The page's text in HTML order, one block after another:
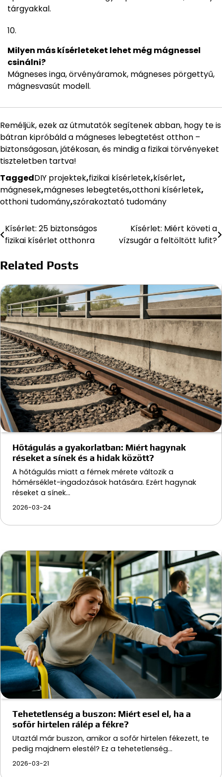
tárgyakkal.
Milyen más kísérleteket lehet még mágnessel
csinálni?
Mágneses inga, örvényáramok, mágneses pörgettyű,
mágnesvasút modell.
Reméljük, ezek az útmutatók segítenek abban, hogy te is
bátran kipróbáld a mágneses lebegtetést otthon –
biztonságosan, játékosan, és mindig a fizikai törvényeket
tiszteletben tartva!
TaggedDIY projektek,fizikai kísérletek,kísérlet,
mágnesek,mágneses lebegtetés,otthoni kísérletek,
otthoni tudomány,szórakoztató tudomány
Bejegyzés
Kísérlet: 25 biztonságos
fizikai kísérlet otthonra
Kísérlet: Miért követi a
vízsugár a feltöltött lufit?
Related Posts
Hőtágulás a gyakorlatban: Miért hagynak
réseket a sínek és a hidak között?
A hőtágulás miatt a fémek mérete változik a
hőmérséklet-ingadozások hatására. Ezért hagynak
réseket a sínek…
2026-03-24
Tehetetlenség a buszon: Miért esel el, ha a
sofőr hirtelen rálép a fékre?
Utaztál már buszon, amikor a sofőr hirtelen fékezett, te
pedig majdnem elestél? Ez a tehetetlenség…
2026-03-21